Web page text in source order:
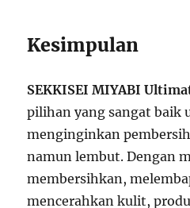
Kesimpulan
SEKKISEI MIYABI
pilihan yang sangat baik
menginginkan
namun lembut. Dengan
membersihkan,
mencerahkan kulit,